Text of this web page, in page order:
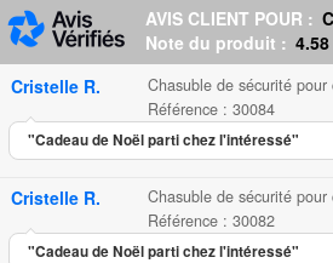
AVIS CLIENT POUR :
Note du produit : 4.58
Cristelle R.
Chasuble de sécurité pour
Référence : 30084
"Cadeau de Noël parti chez l'intéressé"
Cristelle R.
Chasuble de sécurité pour
Référence : 30082
"Cadeau de Noël parti chez l'intéressé"